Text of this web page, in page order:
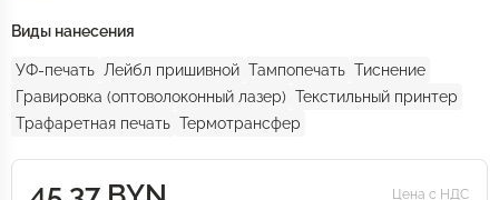
Виды нанесения
УФ-печать Лейбл пришивной Тампопечать Тиснение
Гравировка (оптоволоконный лазер) Текстильный принтер
Трафаретная печать Термотрансфер
Цена с НДС